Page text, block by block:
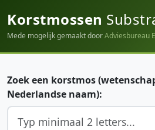
Korstmossen
Mede mogelijk gemaakt doorAdviesbureau
Zoek een korstmos
Nederlandse naam):